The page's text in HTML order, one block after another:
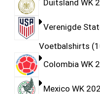
Duitsland WK
Verenigde
Voetbalshirts
Colombia WK
Mexico WK